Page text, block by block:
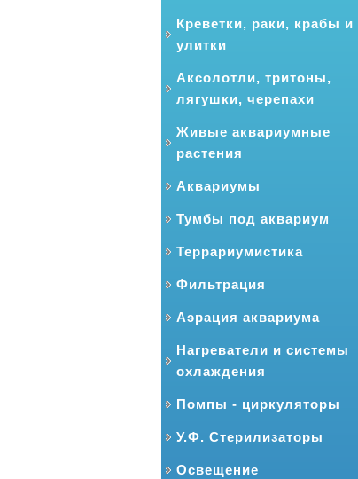
Креветки, раки, крабы и
улитки
Аксолотли, тритоны,
лягушки, черепахи
Живые аквариумные
растения
Аквариумы
Тумбы под аквариум
Террариумистика
Фильтрация
Аэрация аквариума
Нагреватели и системы
охлаждения
Помпы - циркуляторы
У.Ф. Стерилизаторы
Освещение